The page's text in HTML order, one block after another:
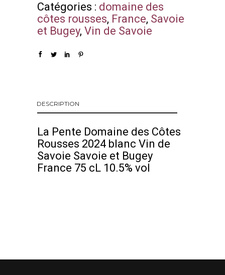
Catégories : domaine des
côtes rousses, France, Savoie
et Bugey, Vin de Savoie
DESCRIPTION
La Pente Domaine des Côtes
Rousses 2024 blanc Vin de
Savoie Savoie et Bugey
France 75 cL 10.5% vol